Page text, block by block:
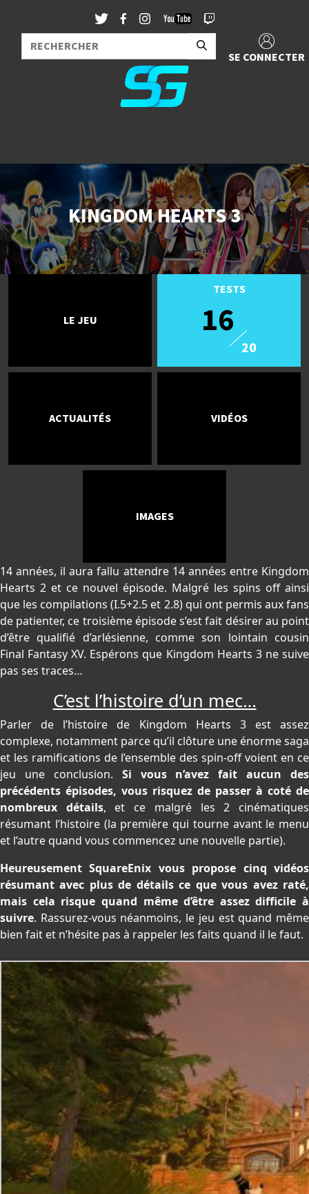
SE CONNECTER
KINGDOM HEARTS 3
LE JEU
TESTS
16
20
ACTUALITÉS VIDÉOS
IMAGES
14 années, il aura fallu attendre 14 années entre Kingdom
Hearts 2 et ce nouvel épisode. Malgré les spins off ainsi
que les compilations (I.5+2.5 et 2.8) qui ont permis aux fans
de patienter, ce troisième épisode s’est fait désirer au point
d’être qualifié d’arlésienne, comme son lointain cousin
Final Fantasy XV. Espérons que Kingdom Hearts 3 ne suive
pas ses traces…
C’est l’histoire d’un mec…
Parler de l’histoire de Kingdom Hearts 3 est assez
complexe, notamment parce qu’il clôture une énorme saga
et les ramifications de l’ensemble des spin-off voient en ce
jeu une conclusion. Si vous n’avez fait aucun des
précédents épisodes, vous risquez de passer à coté de
nombreux détails, et ce malgré les 2 cinématiques
résumant l’histoire (la première qui tourne avant le menu
et l’autre quand vous commencez une nouvelle partie).
Heureusement SquareEnix vous propose cinq vidéos
résumant avec plus de détails ce que vous avez raté,
mais cela risque quand même d’être assez difficile à
suivre. Rassurez-vous néanmoins, le jeu est quand même
bien fait et n’hésite pas à rappeler les faits quand il le faut.